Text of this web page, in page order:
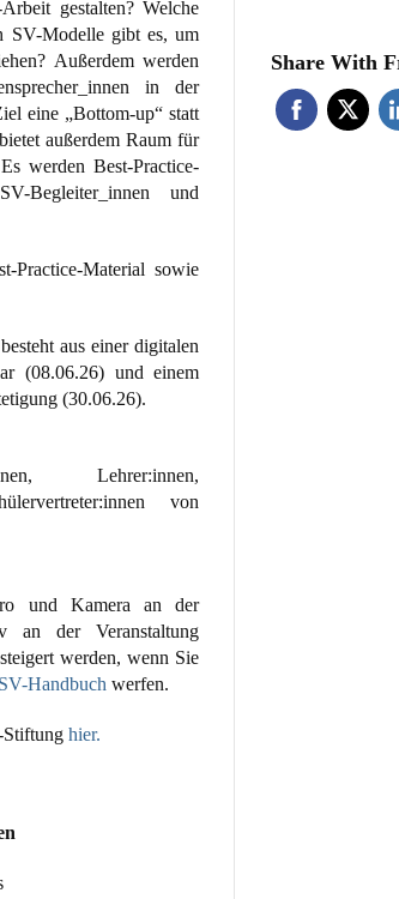
gestalten? Welche
SV-Modelle gibt es, um
Außerdem werden
in der
eine „Bottom-up“ statt
außerdem Raum für
werden Best-Practice-
Begleiter_innen und
Material sowie
aus einer digitalen
(08.06.26) und einem
(30.06.26).
Lehrer:innen,
von
und Kamera an der
an der Veranstaltung
werden, wenn Sie
Handbuch werfen.
Stiftunghier.
Share With